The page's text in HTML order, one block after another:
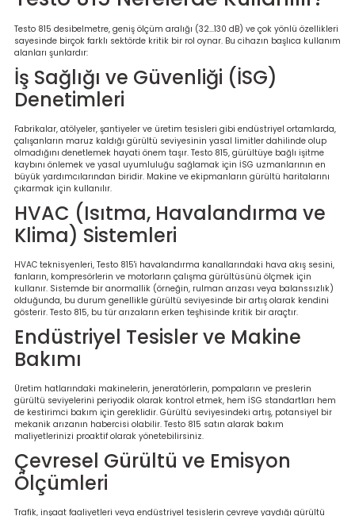
Cihazı
Ölçer
Testo 815 desibelmetre, geniş ölçüm aralığı (32...130 dB) ve çok yönlü özellikleri
sayesinde birçok farklı sektörde kritik bir rol oynar. Bu cihazın başlıca kullanım
alanları şunlardır:
İş Sağlığı ve Güvenliği (İSG)
Denetimleri
Fabrikalar, atölyeler, şantiyeler ve üretim tesisleri gibi endüstriyel ortamlarda,
çalışanların maruz kaldığı gürültü seviyesinin yasal limitler dahilinde olup
olmadığını denetlemek hayati önem taşır. Testo 815, gürültüye bağlı işitme
kaybını önlemek ve yasal uyumluluğu sağlamak için İSG uzmanlarının en
büyük yardımcılarından biridir. Makine ve ekipmanların gürültü haritalarını
çıkarmak için kullanılır.
HVAC (Isıtma, Havalandırma ve
Klima) Sistemleri
HVAC teknisyenleri, Testo 815'i havalandırma kanallarındaki hava akış sesini,
fanların, kompresörlerin ve motorların çalışma gürültüsünü ölçmek için
kullanır. Sistemde bir anormallik (örneğin, rulman arızası veya balanssızlık)
olduğunda, bu durum genellikle gürültü seviyesinde bir artış olarak kendini
gösterir. Testo 815, bu tür arızaların erken teşhisinde kritik bir araçtır.
Endüstriyel Tesisler ve Makine
Bakımı
Üretim hatlarındaki makinelerin, jeneratörlerin, pompaların ve preslerin
gürültü seviyelerini periyodik olarak kontrol etmek, hem İSG standartları hem
de kestirimci bakım için gereklidir. Gürültü seviyesindeki artış, potansiyel bir
mekanik arızanın habercisi olabilir. Testo 815 satın alarak bakım
maliyetlerinizi proaktif olarak yönetebilirsiniz.
Çevresel Gürültü ve Emisyon
Ölçümleri
Trafik, inşaat faaliyetleri veya endüstriyel tesislerin çevreye yaydığı gürültü